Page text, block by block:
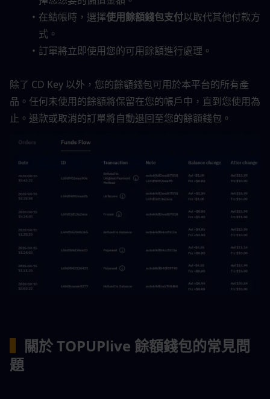
在結帳時，選擇使用餘額錢包支付以取代其他付款方
式。
訂單將立即使用您的可用餘額進行處理。
除了 CD Key 以外，您的餘額錢包可用於本平台的所有產
品。任何未使用的餘額將保留在您的帳戶中，直到您使用為
止。退款或取消的訂單將自動退回至您的餘額錢包。
關於 TOPUPlive 餘額錢包的常見問
題